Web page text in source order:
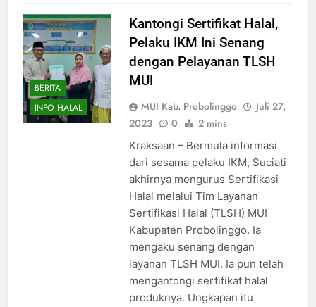
BERITA
INFO HALAL
Kantongi Sertifikat Halal,
Pelaku IKM Ini Senang
dengan Pelayanan TLSH
MUI
MUI Kab. Probolinggo
Juli 27,
2023
0 2 mins
Kraksaan – Bermula informasi
dari sesama pelaku IKM, Suciati
akhirnya mengurus Sertifikasi
Halal melalui Tim Layanan
Sertifikasi Halal (TLSH) MUI
Kabupaten Probolinggo. Ia
mengaku senang dengan
layanan TLSH MUI. Ia pun telah
mengantongi sertifikat halal
produknya. Ungkapan itu